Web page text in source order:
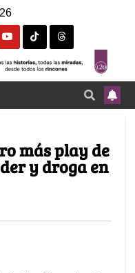
más play de
y droga en